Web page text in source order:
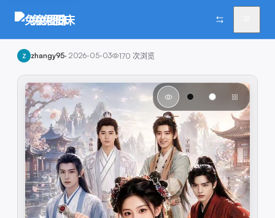
兔兔图床
Z zhangy95· 2026-05-03 170 次浏览